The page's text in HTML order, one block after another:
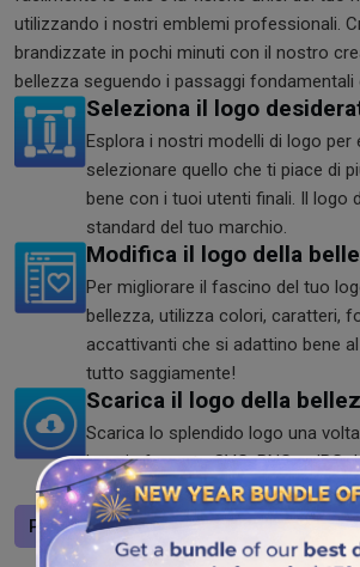
utilizzando i nostri emblemi professionali.
brandizzate in pochi minuti con il nostro
bellezza seguendo i passaggi
Seleziona il logo
Esplora i nostri modelli di logo per
selezionare quello che ti piace di
bene con i tuoi utenti finali. Il logo
standard del tuo marchio.
Modifica il logo della
Per migliorare il fascino del tuo
bellezza, utilizza colori, caratteri,
accattivanti che si adattino bene
tutto saggiamente!
Scarica il logo della
Scarica lo splendido logo una
logo in formato SVG, PNG e JPG
logo di bellezza di qualità. Provalo
Progetta un logo